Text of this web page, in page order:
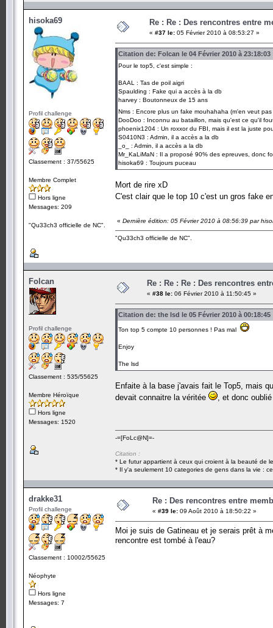
hisoka69
Profil challenge
Classement : 37/55625
Membre Complet
Hors ligne
Messages: 209
"Qu33ch3 officielle de NC".
Re : Re : Des rencontres entre
« #37 le: 05 Février 2010 à 08:53:27 »
Citation de: Folcan le 04 Février 2010 à 23:18:03
Pour le top5, c'est simple :
BAAL : Tas de poil aigri
Spaulding : Fake qui a accès à la db
harvey : Boutonneux de 15 ans
Nms : Encore plus un fake mouhahaha (m'en veut
DooDoo : Inconnu au bataillon, mais qu'est ce qu'il
phoenix1204 : Un roxxor du FBI, mais il est la juste
S0410N3 : Admin, il a accès a la db
_o_ : Admin, il a accès a la db
Mr_KaLiMaN : Il a proposé 90% des epreuves, donc
hisoka69 : Toujours puceau
Mort de rire xD
C'est clair que le top 10 c'est un gros fake
« Dernière édition: 05 Février 2010 à 08:56:39 par
"Qu33ch3 officielle de NC".
Folcan
Profil challenge
Classement : 535/55625
Membre Héroïque
Hors ligne
Messages: 1520
Re : Re : Re : Des rencontres
« #38 le: 06 Février 2010 à 11:50:45 »
Citation de: the lsd le 05 Février 2010 à 00:18:45
Ton top 5 compte 10 personnes ! Pas mal
Enjoy
The lsd
Enfaite à la base j'avais fait le Top5, mais
devait connaitre la véritée
, et donc
-=[FoLc@N]=-
Citation :
* Le futur appartient à ceux qui croient à la beauté de
* Il y'a seulement 10 categories de gens dans la vie :
drakke31
Profil challenge
Classement : 10002/55625
Néophyte
Hors ligne
Messages: 7
Re : Des rencontres entre
« #39 le: 09 Août 2010 à 18:50:22 »
Moi je suis de Gatineau et je serais prêt à
rencontre est tombé à l'eau?